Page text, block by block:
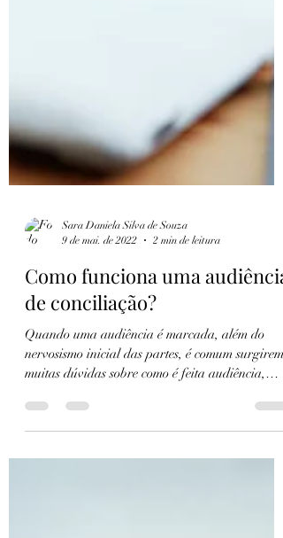
Sara Daniela Silva de Souza
9 de mai. de 2022
2 min de leitura
Como funciona uma audiência
de conciliação?
nervosismo inicial das partes, é comum surgirem